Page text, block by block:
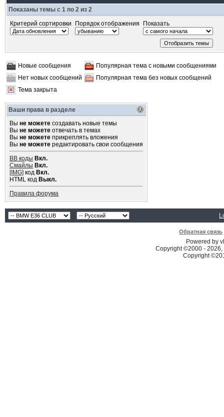
Показаны темы с 1 по 2 из 2
Критерий сортировки
Порядок отображения Показать
Новые сообщения
Популярная тема с новыми сообщениями
Нет новых сообщений
Популярная тема без новых сообщений
Тема закрыта
Ваши права в разделе
Вы не можетесоздавать новые темы
Вы не можетеотвечать в темах
Вы не можетеприкреплять вложения
Вы не можетередактировать свои сообщения
BB коды Вкл.
Смайлы Вкл.
[IMG] код Вкл.
HTML код Выкл.
Правила форума
Обратная связь
Powered by
Copyright ©2000 -
Copyright